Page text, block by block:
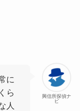
興信所探偵ナ
ビ
に
ら
人